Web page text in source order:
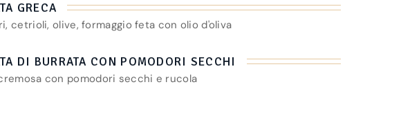
GRECA
cetrioli, olive, formaggio feta con olio d'oliva
DI BURRATA CON POMODORI SECCHI
con pomodori secchi e rucola